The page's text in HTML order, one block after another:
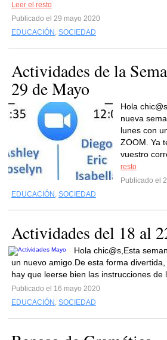
Leer el resto
Publicado el 29 mayo 2020
EDUCACIÓN , SOCIEDAD
Actividades de la
29 de Mayo
Hola
nueva
lunes con
ZOOM. Ya
vuestro
resto
Publicado el
EDUCACIÓN , SOCIEDAD
Actividades del 18 al
Hola chic@s,Esta
un nuevo amigo.De esta forma
hay que leerse bien las instrucciones de
Publicado el 16 mayo 2020
EDUCACIÓN , SOCIEDAD